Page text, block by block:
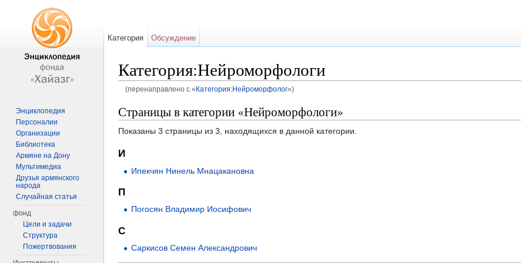
Категория:Нейроморфологи
(перенаправлено с « Категория:Нейроморфолог»)
Страницы в категории «Нейроморфологи»
Показаны 3 страницы из 3, находящихся в данной категории.
И
Ипекчян Нинель Мнацакановна
П
Погосян Владимир Иосифович
С
Саркисов Семен Александрович
Категория Обсуждение
Энциклопедия
Персоналии
Организации
Библиотека
Армяне на Дону
Мультимедиа
Друзья армянского
народа
Случайная статья
фонд
Цели и задачи
Структура
Пожертвования